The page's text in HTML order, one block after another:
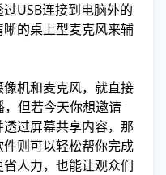
USB连接到电脑外的
的桌上型麦克风来辅
机和麦克风，就直接
但若今天你想邀请
过屏幕共享内容，那
则可以轻松帮你完成
人力，也能让观众们